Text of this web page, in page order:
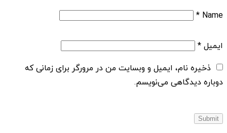
Name
*
ایمیل*
ذخیره نام، ایمیل و وبسایت من در مرورگر برای زمانی که
دوباره دیدگاهی می‌نویسم.